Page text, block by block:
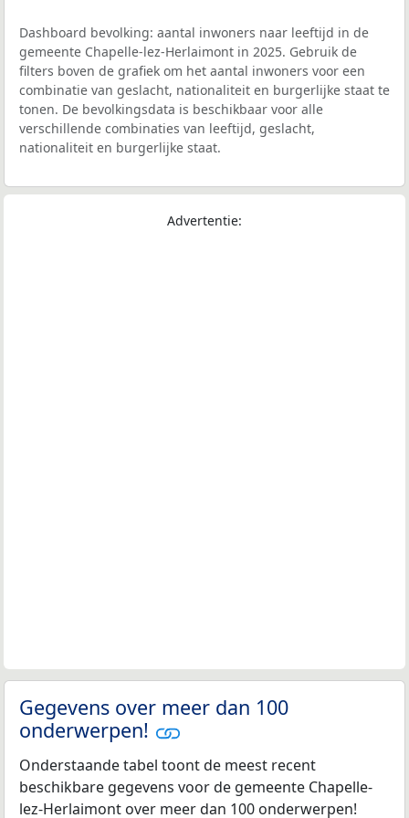
Dashboard bevolking: aantal inwoners naar leeftijd in de
gemeente Chapelle-lez-Herlaimont in 2025. Gebruik de
filters boven de grafiek om het aantal inwoners voor een
combinatie van geslacht, nationaliteit en burgerlijke staat te
tonen. De bevolkingsdata is beschikbaar voor alle
verschillende combinaties van leeftijd, geslacht,
nationaliteit en burgerlijke staat.
Advertentie:
Gegevens over meer dan 100
onderwerpen!
Onderstaande tabel toont de meest recent
beschikbare gegevens voor de gemeente Chapelle-
lez-Herlaimont over meer dan 100 onderwerpen!